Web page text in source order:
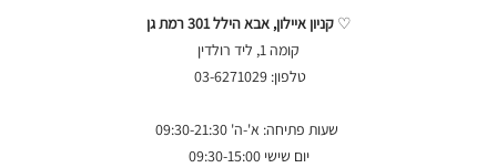
♡קניון איילון, אבא הילל 301 רמת גן
קומה 1, ליד רולדין
טלפון: 03-6271029
שעות פתיחה: א'-ה' 09:30-21:30
יום שישי 09:30-15:00